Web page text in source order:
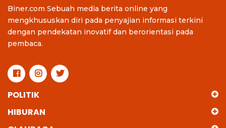
Biner.com Sebuah media berita online yang
mengkhususkan diri pada penyajian informasi terkini
dengan pendekatan inovatif dan berorientasi pada
pembaca.
POLITIK
HIBURAN